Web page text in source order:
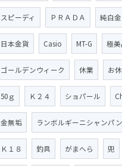
スピーディ ＰＲＡＤＡ 純白金
日本金貨 Casio MT-G 極美
ゴールデンウィーク 休業 お
50ｇ Ｋ２４ ショパール
金無垢 ランボルギーニシャンパン
Ｋ１８ 釣具 がまへら 兜